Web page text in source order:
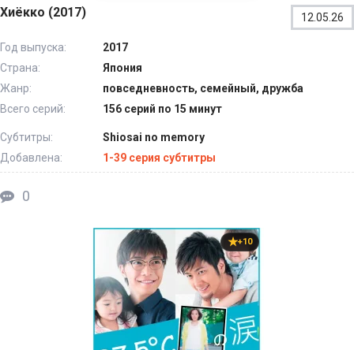
Хиёкко (2017) 12.05.26
Год выпуска:
2017
Страна:
Япония
Жанр:
повседневность, семейный, дружба
Всего серий:
156 серий по 15 минут
Субтитры:
Shiosai no memory
Добавлена:
1-39 серия субтитры
0
+10